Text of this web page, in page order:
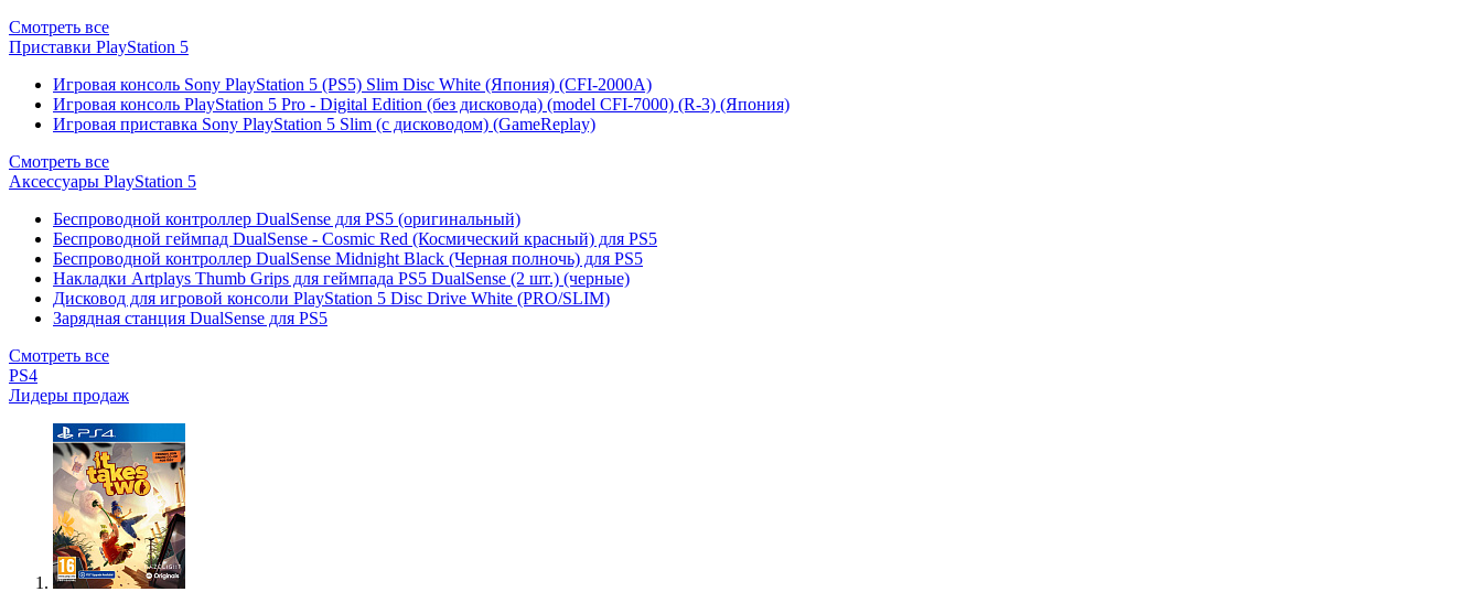
Смотреть все
Приставки PlayStation 5
Игровая консоль Sony PlayStation 5 (PS5) Slim Disc White (Япония) (CFI-2000A)
Игровая консоль PlayStation 5 Pro - Digital Edition (без дисковода) (model CFI-7000) (R-3) (Япония)
Игровая приставка Sony PlayStation 5 Slim (с дисководом) (GameReplay)
Смотреть все
Аксессуары PlayStation 5
Беспроводной контроллер DualSense для PS5 (оригинальный)
Беспроводной геймпад DualSense - Cosmic Red (Космический красный) для PS5
Беспроводной контроллер DualSense Midnight Black (Черная полночь) для PS5
Накладки Artplays Thumb Grips для геймпада PS5 DualSense (2 шт.) (черные)
Дисковод для игровой консоли PlayStation 5 Disc Drive White (PRO/SLIM)
Зарядная станция DualSense для PS5
Смотреть все
PS4
Лидеры продаж